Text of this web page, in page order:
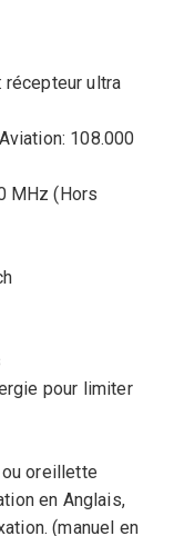
récepteur ultra
108.000
MHz (Hors
pour limiter
oreillette
en Anglais,
(manuel en